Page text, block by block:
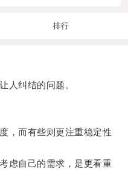
排行
纠结的问题。
而有些则更注重稳定性
自己的需求，是更看重